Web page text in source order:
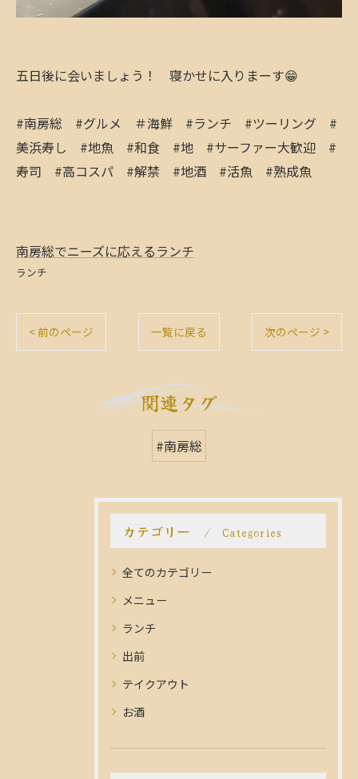
五日後に会いましょう！ 寝かせに入りまーす😁
#南房総 #グルメ ＃海鮮 #ランチ #ツーリング #
美浜寿し #地魚 #和食 #地 #サーファー大歓迎 #
寿司 #高コスパ #解禁 #地酒 #活魚 #熟成魚
南房総でニーズに応えるランチ
ランチ
< 前のページ 一覧に戻る 次のページ >
関連タグ
#南房総
カテゴリー Categories
全てのカテゴリー
メニュー
ランチ
出前
テイクアウト
お酒